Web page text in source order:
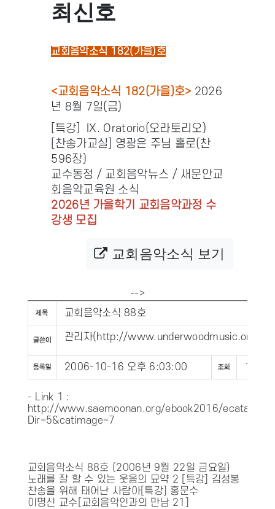
최신호
교회음악소식 182(가을)호
<교회음악소식 182(가을)호> 2026
년 8월 7일(금)
[특강] IX. Oratorio(오라토리오)
[찬송가교실] 영광은 주님 홀로(찬
596장)
교수동정 / 교회음악뉴스 / 새문안교
회음악교육원 소식
2026년 가을학기 교회음악과정 수
강생 모집
교회음악소식 보기
-->
교회음악소식 88호
관리자( http://www.underwoodmusic.org
2006-10-16 오후 6:03:00
- Link 1 :
http://www.saemoonan.org/ebook2016/
Dir=5&catimage=7
교회음악소식 88호 (2006년 9월 22일 금요일)
노래를 잘 할 수 있는 웃음의 묘약 2 [특강] 김성봉
찬송을 위해 태어난 사람아[특강] 홍문수
이명신 교수[교회음악인과의 만남 21]